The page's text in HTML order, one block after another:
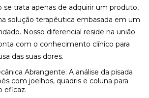
trata apenas de adquirir um produto,
solução terapêutica embasada em um
Nosso diferencial reside na união
com o conhecimento clínico para
das suas dores.
com joelhos, quadris e coluna para
eficaz.